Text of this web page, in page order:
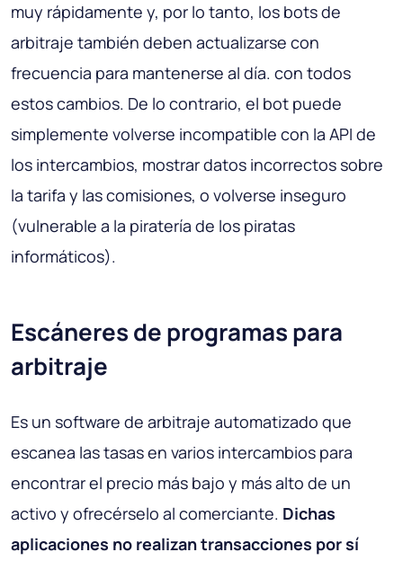
muy rápidamente y, por lo tanto, los bots de
arbitraje también deben actualizarse con
frecuencia para mantenerse al día. con todos
estos cambios. De lo contrario, el bot puede
simplemente volverse incompatible con la API de
los intercambios, mostrar datos incorrectos sobre
la tarifa y las comisiones, o volverse inseguro
(vulnerable a la piratería de los piratas
informáticos).
Escáneres de programas para
arbitraje
Es un software de arbitraje automatizado que
escanea las tasas en varios intercambios para
encontrar el precio más bajo y más alto de un
activo y ofrecérselo al comerciante. Dichas
aplicaciones no realizan transacciones por sí